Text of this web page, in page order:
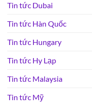
Tin tức Dubai
Tin tức Hàn Quốc
Tin tức Hungary
Tin tức Hy Lạp
Tin tức Malaysia
Tin tức Mỹ